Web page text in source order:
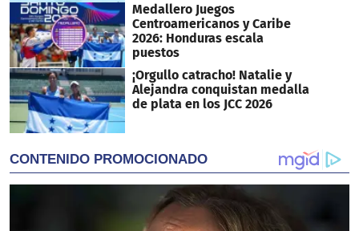
Medallero Juegos
Centroamericanos y Caribe
2026: Honduras escala
puestos
¡Orgullo catracho! Natalie y
Alejandra conquistan medalla
de plata en los JCC 2026